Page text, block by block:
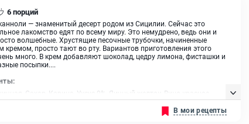
6порций
— знаменитый десерт родом из Сицилии. Сейчас это
лакомство едят по всему миру. Это немудрено, ведь они и
волшебные. Хрустящие песочные трубочки, начиненные
кремом, просто тают во рту. Вариантов приготовления этого
много. В крем добавляют шоколад, цедру лимона, фисташки и
посыпки....
Сахар, Корица, Уксус 9%, Яичный желток, Вино красное
ванилин, Лимонный ликер , Масло растительное, МаслоВ мои рецепты